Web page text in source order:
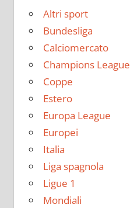
Altri sport
Bundesliga
Calciomercato
Champions League
Coppe
Estero
Europa League
Europei
Italia
Liga spagnola
Ligue 1
Mondiali